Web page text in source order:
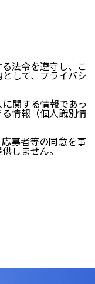
法令を遵守し、こ
して、プライバシ
関する情報であっ
情報（個人識別情
募者等の同意を事
しません。
。